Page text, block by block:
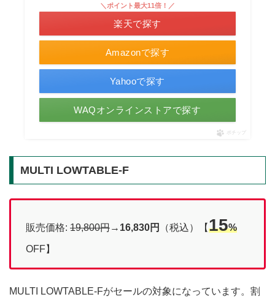
Amazonで探す
＼ポイント最大11倍！／
楽天で探す
Yahooで探す
WAQオンラインストアで探す
ポチップ
MULTI LOWTABLE-F
販売価格: 19,800円→ 16,830円 （税込）【15%
OFF】
MULTI LOWTABLE-Fがセールの対象になっています。割